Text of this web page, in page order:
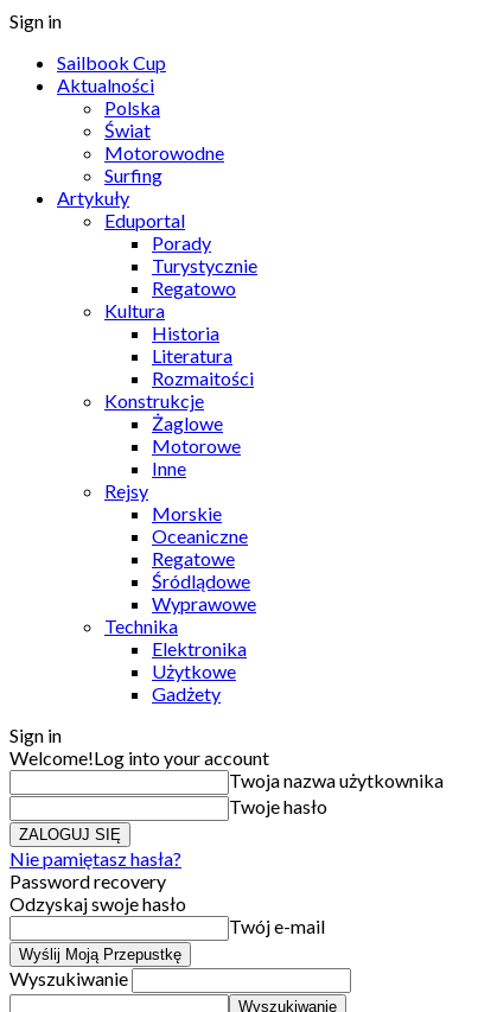
Sign in
Sailbook Cup
Aktualności
Polska
Świat
Motorowodne
Surfing
Artykuły
Eduportal
Porady
Turystycznie
Regatowo
Kultura
Historia
Literatura
Rozmaitości
Konstrukcje
Żaglowe
Motorowe
Inne
Rejsy
Morskie
Oceaniczne
Regatowe
Śródlądowe
Wyprawowe
Technika
Elektronika
Użytkowe
Gadżety
Sign in
Welcome!Log into your account
Twoja nazwa użytkownika
Twoje hasło
Nie pamiętasz hasła?
Password recovery
Odzyskaj swoje hasło
Twój e-mail
Wyszukiwanie